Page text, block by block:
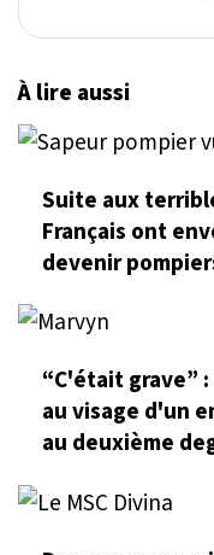
À lire aussi
Suite aux
Français ont
devenir
“C'était grave”
au visage d'un
au deuxième